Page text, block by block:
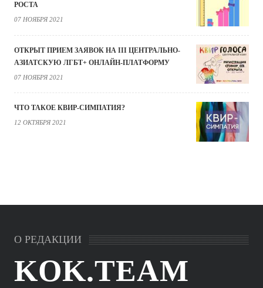
РОСТА
07 НОЯБРЯ 2021
ОТКРЫТ ПРИЕМ ЗАЯВОК НА III ЦЕНТРАЛЬНО-
АЗИАТСКУЮ ЛГБТ+ ОНЛАЙН-ПЛАТФОРМУ
07 НОЯБРЯ 2021
ЧТО ТАКОЕ КВИР-СИМПАТИЯ?
12 ОКТЯБРЯ 2021
О РЕДАКЦИИ
KOK.TEAM